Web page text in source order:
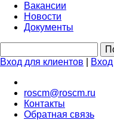
Вакансии
Новости
Документы
Вход для клиентов
roscm@roscm.ru
Контакты
Обратная связь